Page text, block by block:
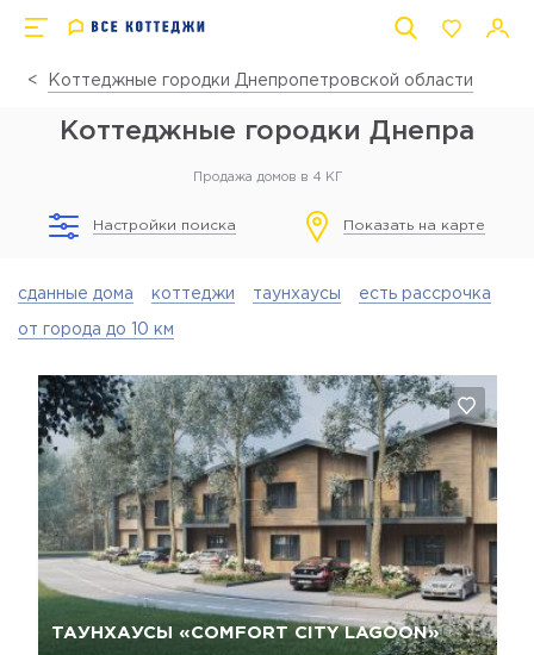
Коттеджные городки Днепропетровской области
Коттеджные городки Днепра
Продажа домов в 4 КГ
Настройки поиска Показать на карте
сданные дома коттеджи таунхаусы есть рассрочка
от города до 10 км
ТАУНХАУСЫ «COMFORT CITY LAGOON»
Да, удалить